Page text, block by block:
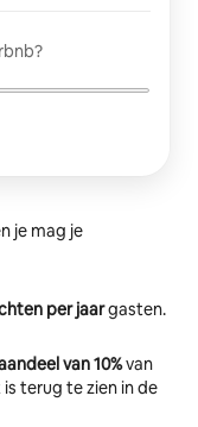
je mag je
per jaargasten.
van 10%van
terug te zien in de